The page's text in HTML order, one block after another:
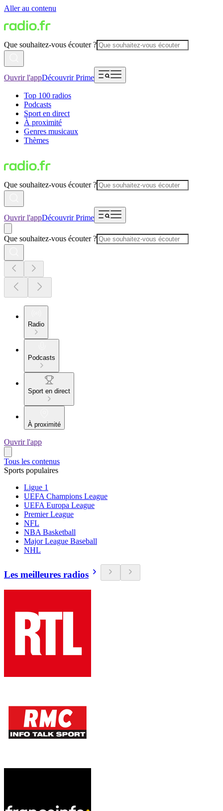
Aller au contenu
Que souhaitez-vous écouter ?
Ouvrir l'appDécouvrir Prime
Top 100 radios
Podcasts
Sport en direct
À proximité
Genres musicaux
Thèmes
Que souhaitez-vous écouter ?
Ouvrir l'appDécouvrir Prime
Que souhaitez-vous écouter ?
Radio
Podcasts
Sport en direct
À proximité
Ouvrir l'app
Tous les contenus
Sports populaires
Ligue 1
UEFA Champions League
UEFA Europa League
Premier League
NFL
NBA Basketball
Major League Baseball
NHL
Les meilleures radios